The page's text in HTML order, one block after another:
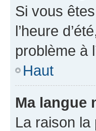
Si vous
l’heure
problème à
Haut
Ma langue
La raison la